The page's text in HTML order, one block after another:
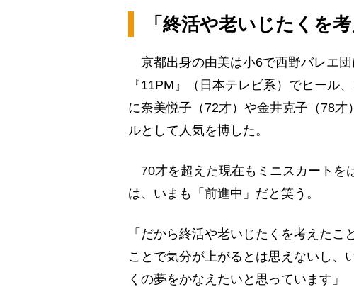
「終活や老いじたくを
京都出身の由美は小6で西野バレエ
『11PM』（日本テレビ系）でヒール
に奈美悦子（72才）や金井克子（78
ルとして人気を博した。
70才を超えた現在もミニスカートを
は、いまも「前進中」だと笑う。
「だから終活や老いじたくを考えた
ことで気分が上がるとは思えないし、
くの夢をかなえたいと思っています」